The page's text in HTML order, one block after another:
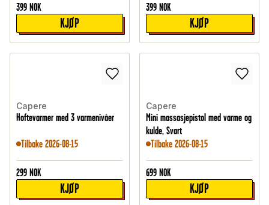
399 NOK
KJØP
399 NOK
KJØP
Capere
Hoftevarmer med 3 varmenivåer
Tilbake 2026-08-15
299 NOK
KJØP
Capere
Mini massasjepistol med varme og
kulde, Svart
Tilbake 2026-08-15
699 NOK
KJØP